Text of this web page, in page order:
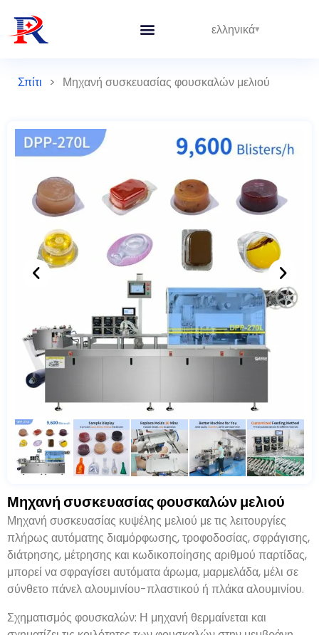
ελληνικά
Σπίτι > Μηχανή συσκευασίας φουσκαλών μελιού
Μηχανή συσκευασίας φουσκαλών μελιού
Μηχανή συσκευασίας κυψέλης μελιού με τις λειτουργίες
πλήρως αυτόματης διαμόρφωσης, τροφοδοσίας, σφράγισης,
διάτρησης, μέτρησης και κωδικοποίησης αριθμού παρτίδας,
μπορεί να σφραγίσει αυτόματα άρωμα, μαρμελάδα, μέλι σε
σύνθετο πάνελ αλουμινίου-πλαστικού ή πλάκα αλουμινίου.
Σχηματισμός φουσκαλών: Η μηχανή θερμαίνεται και